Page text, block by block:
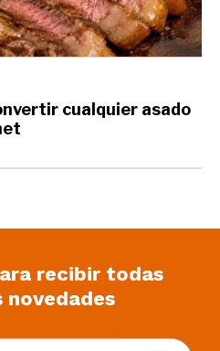
cualquier asado
recibir todas
novedades